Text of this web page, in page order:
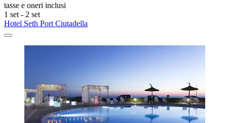
tasse e oneri inclusi
1 set - 2 set
Hotel Seth Port Ciutadella